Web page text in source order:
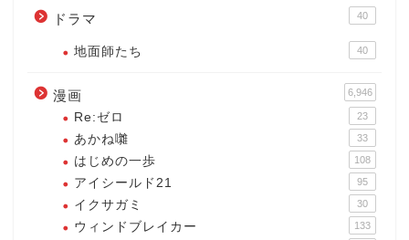
ドラマ 40
地面師たち 40
漫画 6,946
Re:ゼロ 23
あかね囃 33
はじめの一歩 108
アイシールド21 95
イクサガミ 30
ウィンドブレイカー 133